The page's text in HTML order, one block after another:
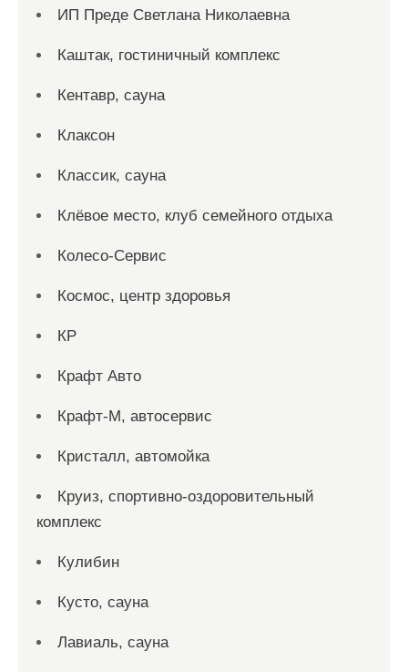
ИП Преде Светлана Николаевна
Каштак, гостиничный комплекс
Кентавр, сауна
Клаксон
Классик, сауна
Клёвое место, клуб семейного отдыха
Колесо-Сервис
Космос, центр здоровья
КР
Крафт Авто
Крафт-М, автосервис
Кристалл, автомойка
Круиз, спортивно-оздоровительный
комплекс
Кулибин
Кусто, сауна
Лавиаль, сауна